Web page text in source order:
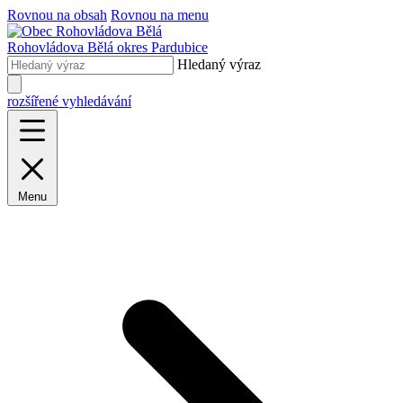
Rovnou na obsah Rovnou na menu
Rohovládova Bělá okres Pardubice
Hledaný výraz
rozšířené vyhledávání
Menu